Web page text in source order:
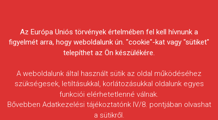
Egyesületek Szövetsége
Bartolák Zoltán
Az Európa Uniós törvények értelmében fel kell hívnunk a
figyelmét arra, hogy weboldalunk ún. "cookie"-kat vagy "sütiket"
telepíthet az Ön készülékére.
A weboldalunk által használt sütik az oldal működéséhez
szükségesek, letiltásukkal, korlátozásukkal oldalunk egyes
funkciói elérhetetlenné válnak.
Bővebben Adatkezelési tájékoztatónk IV/8. pontjában olvashat
a sütikről.